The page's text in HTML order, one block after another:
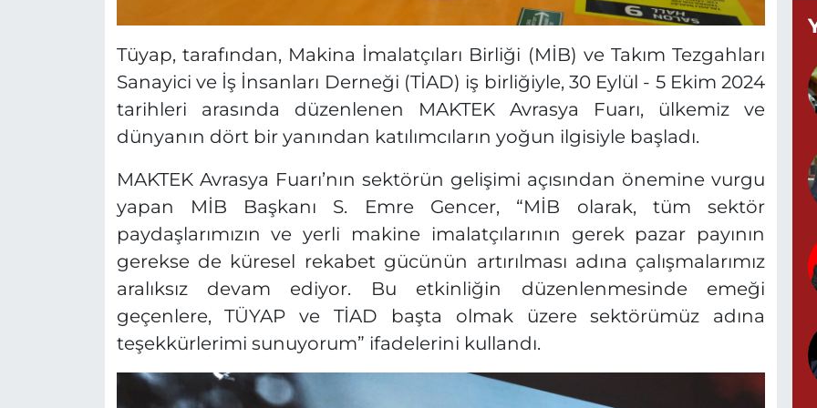
Tüyap, tarafından, Makina İmalatçıları Birliği (MİB) ve Takım Tezgahları
Sanayici ve İş İnsanları Derneği (TİAD) iş birliğiyle, 30 Eylül - 5 Ekim 2024
tarihleri arasında düzenlenen MAKTEK Avrasya Fuarı, ülkemiz ve
dünyanın dört bir yanından katılımcıların yoğun ilgisiyle başladı.
MAKTEK Avrasya Fuarı’nın sektörün gelişimi açısından önemine vurgu
yapan MİB Başkanı S. Emre Gencer, “MİB olarak, tüm sektör
paydaşlarımızın ve yerli makine imalatçılarının gerek pazar payının
gerekse de küresel rekabet gücünün artırılması adına çalışmalarımız
aralıksız devam ediyor. Bu etkinliğin düzenlenmesinde emeği
geçenlere, TÜYAP ve TİAD başta olmak üzere sektörümüz adına
teşekkürlerimi sunuyorum” ifadelerini kullandı.